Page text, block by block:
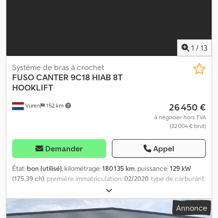
Accoudoir central avant - Radio - Caméra de recul - Boîte à outils
1 / 13
Vuren 152 km
Système de bras à crochet
FUSOCANTER 9C18 HIAB 8T
HOOKLIFT
26 450 €
à négocier hors TVA
(32 004 € brut)
Demander Appel
État: bon (utilisé), kilométrage:180 135 km, puissance:129 kW
(175,39 ch), première immatriculation:02/2020, type de carburant:
205/75R17,5
d'essieux:4x2, empattement:3 860 mm, carburant:diesel, couleur:
autre
, cabine conducteur:cabine courte, type d'engrenage:Annonce